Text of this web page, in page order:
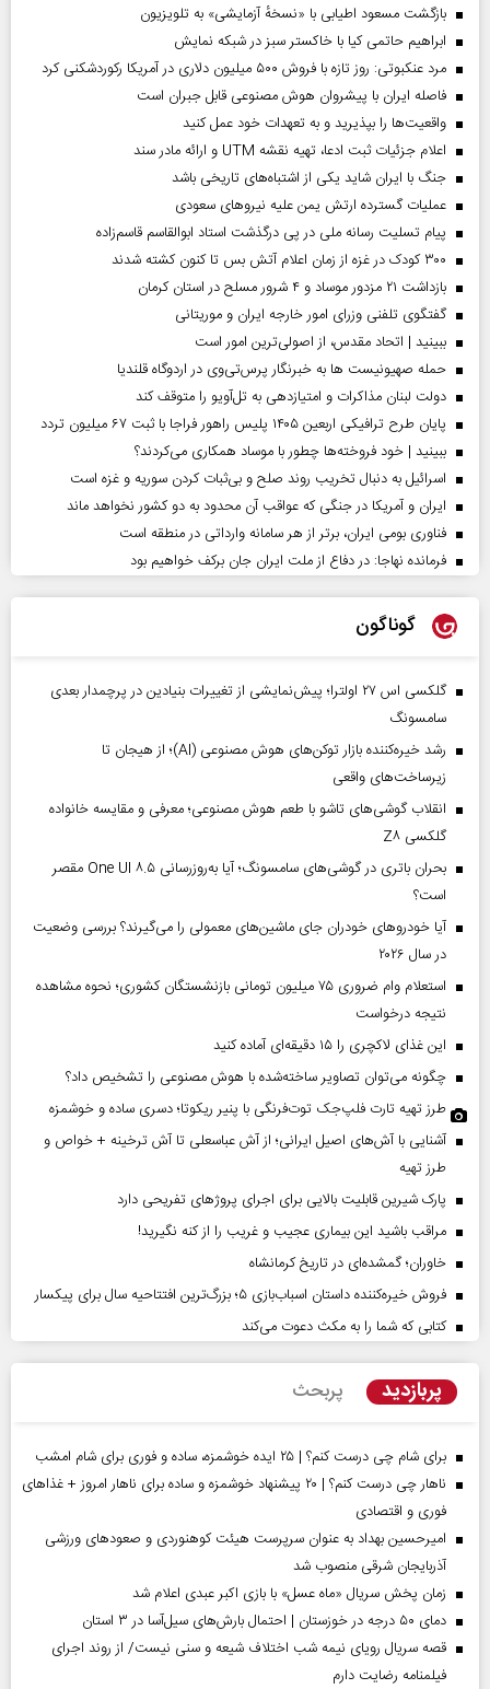
بازگشت مسعود اطیابی با «نسخهٔ آزمایشی» به تلویزیون
ابراهیم حاتمی کیا با خاکستر سبز در شبکه نمایش
مرد عنکبوتی: روز تازه با فروش ۵۰۰ میلیون دلاری در آمریکا رکوردشکنی کرد
فاصله ایران با پیشرو‌ان هوش مصنوعی قابل جبران است
واقعیت‌ها را بپذیرید و به تعهدات خود عمل کنید
اعلام جزئیات ثبت ادعا، تهیه نقشه UTM و ارائه مادر سند
جنگ با ایران شاید یکی از اشتباه‌های تاریخی باشد
عملیات گسترده ارتش یمن علیه نیروهای سعودی
پیام تسلیت رسانه ملی در پی درگذشت استاد ابوالقاسم قاسم‌زاده
۳۰۰ کودک در غزه از زمان اعلام آتش بس تا کنون کشته شدند
بازداشت ۲۱ مزدور موساد و ۴ شرور مسلح در استان کرمان
گفتگوی تلفنی وزرای امور خارجه ایران و موریتانی
ببینید | اتحاد مقدس، از اصولی‌ترین امور است
حمله صهیونیست ها به خبرنگار پرس‌تی‌وی در اردوگاه قلندیا
دولت لبنان مذاکرات و امتیازدهی به تل‌آویو را متوقف کند
پایان طرح ترافیکی اربعین ۱۴۰۵ پلیس راهور فراجا با ثبت ۶۷ میلیون تردد
ببینید | خود فروخته‌ها چطور با موساد همکاری می‌کردند؟
اسرائیل به دنبال تخریب روند صلح و بی‌ثبات کردن سوریه و غزه است
ایران و آمریکا در جنگی که عواقب آن محدود به دو کشور نخواهد ماند
فناوری بومی ایران، برتر از هر سامانه وارداتی در منطقه است
فرمانده نهاجا: در دفاع از ملت ایران جان برکف خواهیم بود
گوناگون
گلکسی اس ۲۷ اولترا؛ پیش‌نمایشی از تغییرات بنیادین در پرچمدار بعدی
سامسونگ
رشد خیره‌کننده بازار توکن‌های هوش مصنوعی (AI)؛ از هیجان تا
زیرساخت‌های واقعی
انقلاب گوشی‌های تاشو‌ با طعم هوش مصنوعی؛ معرفی و مقایسه خانواده
گلکسی Z۸
بحران باتری در گوشی‌های سامسونگ؛ آیا به‌روزرسانی One UI ۸.۵ مقصر
است؟
آیا خودروهای خودران جای ماشین‌های معمولی را می‌گیرند؟ بررسی وضعیت
در سال ۲۰۲۶
استعلام وام ضروری ۷۵ میلیون تومانی بازنشستگان کشوری؛ نحوه مشاهده
نتیجه درخواست
این غذای لاکچری را ۱۵ دقیقه‌ای آماده کنید
چگونه می‌توان تصاویر ساخته‌شده با هوش مصنوعی را تشخیص داد؟
طرز تهیه تارت فلپ‌جک توت‌فرنگی با پنیر ریکوتا؛ دسری ساده و خوشمزه
آشنایی با آش‌های اصیل ایرانی؛ از آش عباسعلی تا آش ترخینه + خواص و
طرز تهیه
پارک شیرین قابلیت‌ بالایی برای اجرای پروژهای تفریحی دارد
مراقب باشید این بیماری عجیب و غریب را از کنه نگیرید!
خاوران؛ گمشده‌ای در تاریخ کرمانشاه
فروش خیره‌کننده داستان اسباب‌بازی ۵؛ بزرگ‌ترین افتتاحیه سال برای پیکسار
کتابی که شما را به مکث دعوت می‌کند
پربازدید پربحث
برای شام چی درست کنم؟ | ۲۵ ایده خوشمزه، ساده و فوری برای شام امشب
ناهار چی درست کنم؟ | ۲۰ پیشنهاد خوشمزه و ساده برای ناهار امروز + غذاهای
فوری و اقتصادی
امیرحسین بهداد به عنوان سرپرست هیئت کوهنوردی و صعودهای ورزشی
آذربایجان شرقی منصوب شد
زمان پخش سریال «ماه عسل» با بازی اکبر عبدی اعلام شد
دمای ۵۰ درجه در خوزستان | احتمال بارش‌های سیل‌آسا در ۳ استان
قصه سریال رویای نیمه شب اختلاف شیعه و سنی نیست/ از روند اجرای
فیلمنامه رضایت دارم